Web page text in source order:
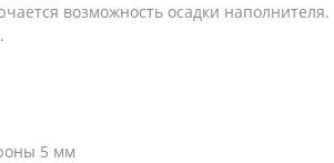
возможность осадки
5 мм